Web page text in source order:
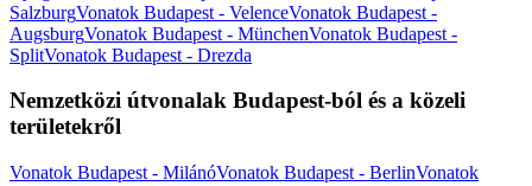
SalzburgVonatok Budapest - VelenceVonatok Budapest -
AugsburgVonatok Budapest - MünchenVonatok Budapest -
SplitVonatok Budapest - Drezda
Nemzetközi útvonalak Budapest-ból és a közeli
területekről
Vonatok Budapest - MilánóVonatok Budapest - BerlinVonatok